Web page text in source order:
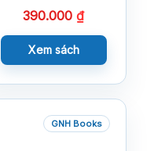
390.000₫
Xem sách
GNH Books